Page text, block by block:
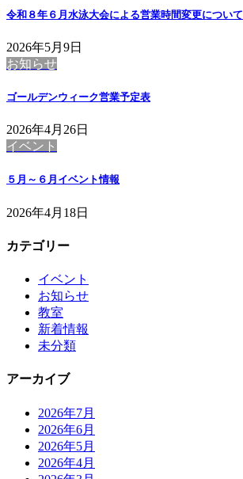
令和８年６月水泳大会による営業時間変更について
2026年5月9日
お知らせ
ゴールデンウィーク営業予定表
2026年4月26日
イベント
５月～６月イベント情報
2026年4月18日
カテゴリー
イベント
お知らせ
教室
新着情報
未分類
アーカイブ
2026年7月
2026年6月
2026年5月
2026年4月